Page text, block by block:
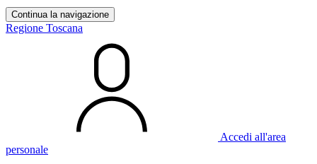
Continua la navigazione
Regione Toscana
Accedi all'area
personale